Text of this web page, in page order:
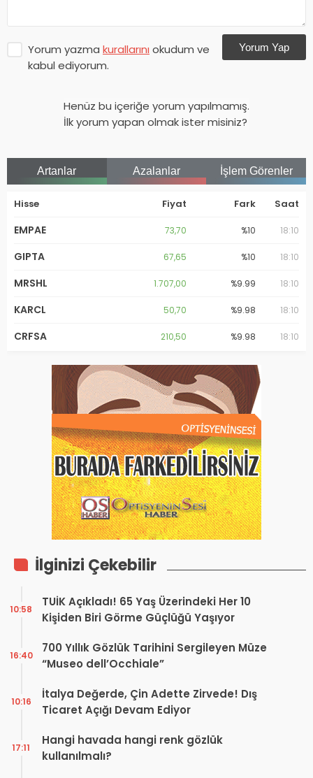
Yorum yazma kurallarını okudum ve
kabul ediyorum.
Yorum Yap
Henüz bu içeriğe yorum yapılmamış.
İlk yorum yapan olmak ister misiniz?
Artanlar Azalanlar İşlem Görenler
Hisse Fiyat Fark Saat
EMPAE 73,70 %10 18:10
GIPTA 67,65 %10 18:10
MRSHL 1.707,00 %9.99 18:10
KARCL 50,70 %9.98 18:10
CRFSA 210,50 %9.98 18:10
İlginizi Çekebilir
TUİK Açıkladı! 65 Yaş Üzerindeki Her 10
Kişiden Biri Görme Güçlüğü Yaşıyor
10:58
700 Yıllık Gözlük Tarihini Sergileyen Müze
“Museo dell’Occhiale”
16:40
İtalya Değerde, Çin Adette Zirvede! Dış
Ticaret Açığı Devam Ediyor
10:16
Hangi havada hangi renk gözlük
kullanılmalı?
17:11